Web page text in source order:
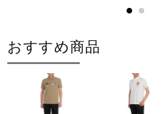
おすすめ商品